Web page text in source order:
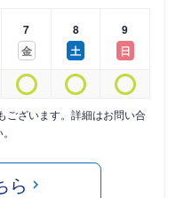
7
金
8
土
9
日
ございます。詳細はお問い合
ら